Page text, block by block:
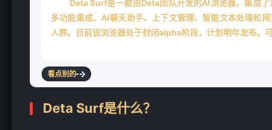
Deta Surf是一款由Deta团队开发的AI浏览器，集成
多功能集成、AI聊天助手、上下文管理、智能文本处理和
人群。目前该浏览器处于封闭alpha阶段，计划明年发布。
看点别的
Deta Surf是什么？